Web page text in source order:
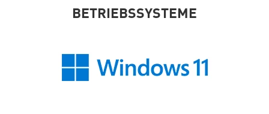
BETRIEBSSYSTEME